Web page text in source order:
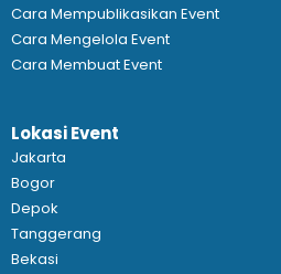
Cara Mempublikasikan Event
Cara Mengelola Event
Cara Membuat Event
Lokasi Event
Jakarta
Bogor
Depok
Tanggerang
Bekasi